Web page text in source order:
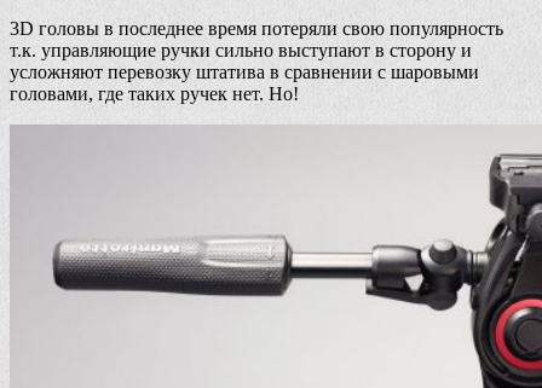
3D головы в последнее время потеряли свою популярность
т.к. управляющие ручки сильно выступают в сторону и
усложняют перевозку штатива в сравнении с шаровыми
головами, где таких ручек нет. Но!